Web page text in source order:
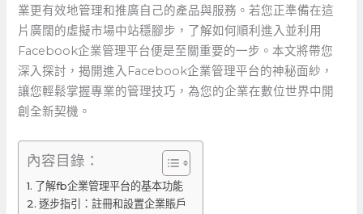
業更有效地管理和推廣自己的產品與服務。若您正準備在這
片廣闊的虛擬市場中站穩腳步，了解如何順利進入並利用
Facebook企業管理平台便是至關重要的一步。本文將帶您
深入探討，揭開進入Facebook企業管理平台的神秘面紗，
讓您輕鬆掌握專業的管理技巧，為您的企業在數位世界中開
創全新契機。
內容目錄：
了解fb企業管理平台的基本功能
逐步指引：註冊和設置企業賬戶